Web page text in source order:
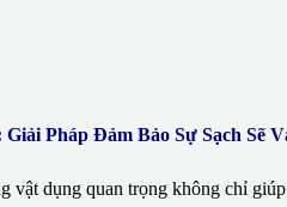
Pháp Đảm Bảo Sự Sạch Sẽ
dụng quan trọng không chỉ